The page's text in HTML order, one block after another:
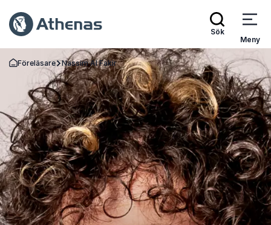
Sök
Meny
Gå tillbaka till startsidan
Föreläsare Nassim Al Fakir